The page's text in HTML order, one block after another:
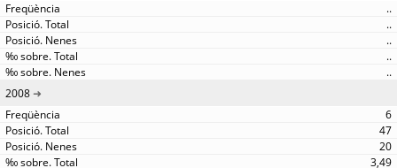
..
..
..
..
..
2008
6
47
20
3,49